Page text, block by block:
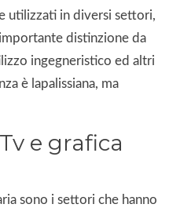
utilizzati in diversi settori,
distinzione da
ingegneristico ed altri
è lapalissiana, ma
e grafica
sono i settori che hanno